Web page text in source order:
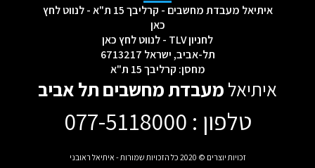
איתיאל מעבדת מחשבים - קרליבך 15 ת"א - לנווט לחץ
כאן
לחניון TLV - לנווט לחץ כאן
תל-אביב, ישראל 6713217
מחסן: קרליבך 15 ת"א
איתיאלמעבדת מחשבים תל אביב
טלפון : 077-5118000
זכויות יוצרים © 2020 כל הזכויות שמורות - איתיאל ראובני